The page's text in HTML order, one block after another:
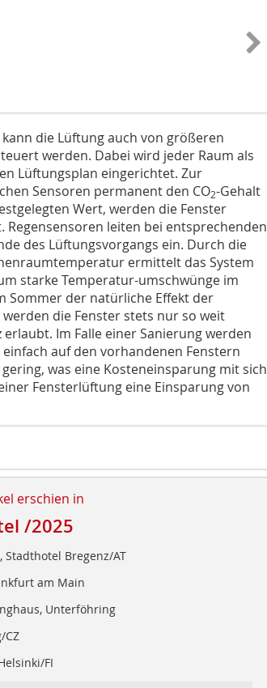
die Lüftung auch von größeren
werden. Dabei wird jeder Raum als
Lüftungsplan eingerichtet. Zur
Sensoren permanent den CO2-Gehalt
Wert, werden die Fenster
leiten bei entsprechenden
des Lüftungsvorgangs ein. Durch die
ermittelt das System
starke Temperatur-umschwünge im
Sommer der natürliche Effekt der
die Fenster stets nur so weit
Im Falle einer Sanierung werden
auf den vorhandenen Fenstern
was eine Kosteneinsparung mit sich
Fensterlüftung eine Einsparung von
erschien in
/2025
Stadthotel Bregenz/AT
am Main
Unterföhring
CZ
FI